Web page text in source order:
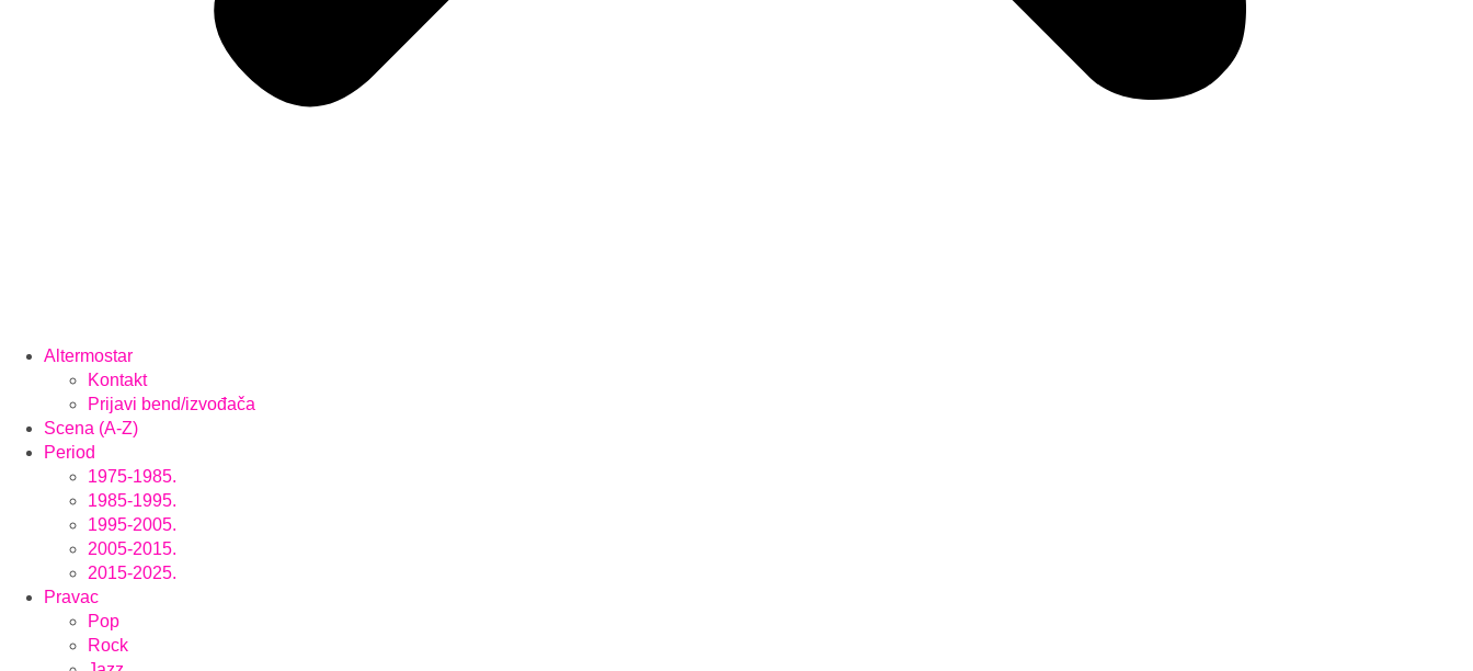
Altermostar
Kontakt
Prijavi bend/izvođača
Scena (A-Z)
Period
1975-1985.
1985-1995.
1995-2005.
2005-2015.
2015-2025.
Pravac
Pop
Rock